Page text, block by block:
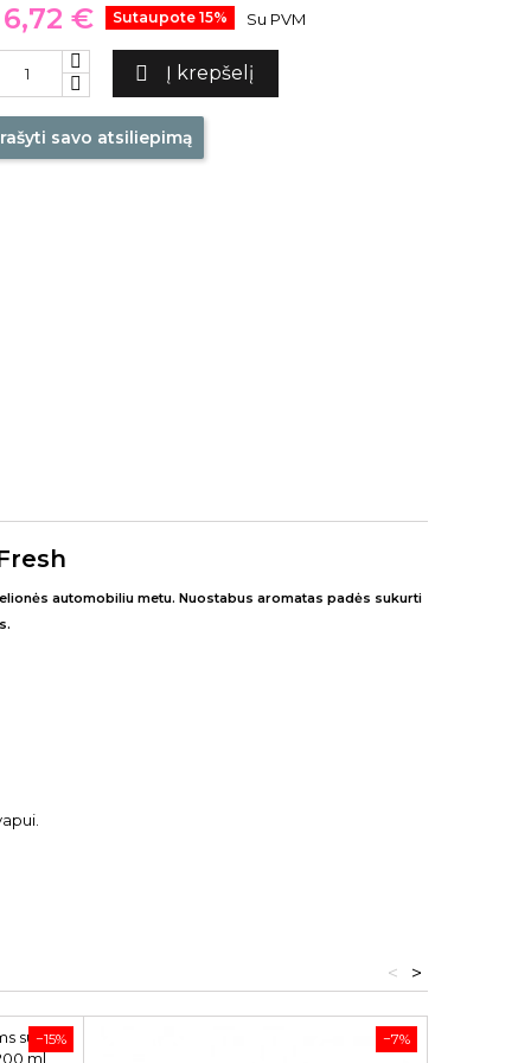
6,72 € Sutaupote 15% Su PVM
 Į krepšelį
savo atsiliepimą
automobiliu metu. Nuostabus aromatas padės sukurti
>
<
−15% −7%